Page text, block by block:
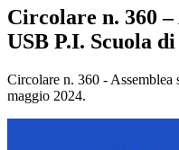
Circolare n. 360 –
USB P.I. Scuola
Circolare n. 360 -
maggio 2024.